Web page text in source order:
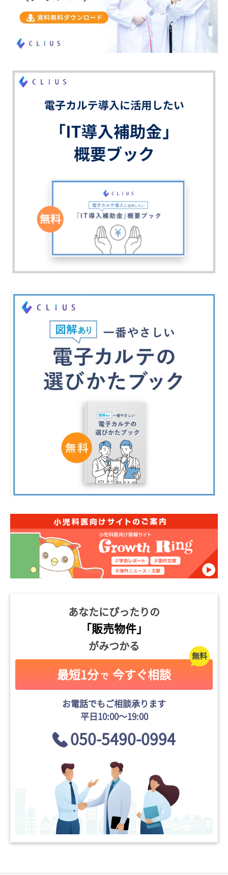
あなたにぴったりの
「販売物件」
がみつかる
最短1分 で 今すぐ相談
お電話でもご相談承ります
平日10:00〜19:00
050-5490-0994